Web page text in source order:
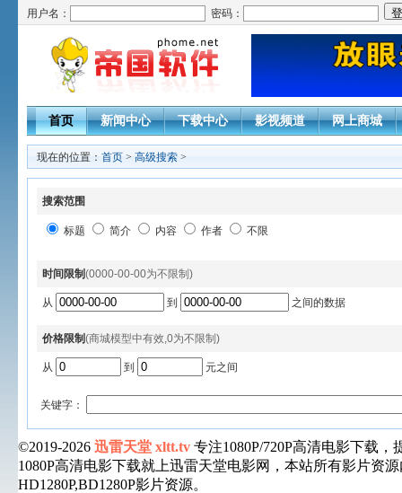
用户名： 密码：
首页 新闻中心 下载中心 影视频道 网上商城
现在的位置： 首页 > 高级搜索 >
搜索范围
标题 简介 内容 作者 不限
时间限制(0000-00-00为不限制)
从 到 之间的数据
价格限制(商城模型中有效,0为不限制)
从 到 元之间
关键字：
©2019-2026 迅雷天堂 xltt.tv 专注1080P/720P高清电影下载
1080P高清电影下载就上迅雷天堂电影网，本站所有影片资
HD1280P,BD1280P影片资源。